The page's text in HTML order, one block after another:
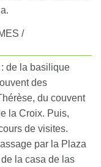
/
de la basilique
des
du couvent
la Croix. Puis,
de visites.
par la Plaza
de la casa de las